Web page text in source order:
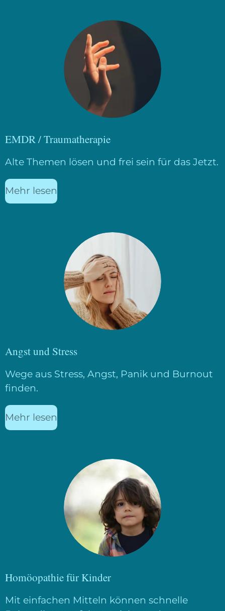
EMDR / Traumatherapie
Alte Themen lösen und frei sein für das Jetzt.
Mehr lesen
Angst und Stress
Wege aus Stress, Angst, Panik und Burnout
finden.
Mehr lesen
Homöopathie für Kinder
Mit einfachen Mitteln können schnelle